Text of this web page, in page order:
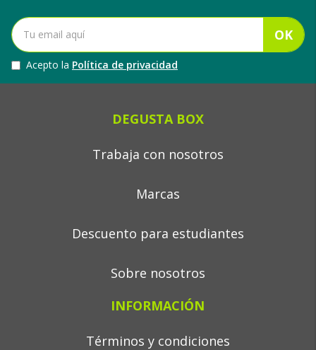
OK
Acepto la Política de privacidad
DEGUSTA BOX
Trabaja con nosotros
Marcas
Descuento para estudiantes
Sobre nosotros
INFORMACIÓN
Términos y condiciones